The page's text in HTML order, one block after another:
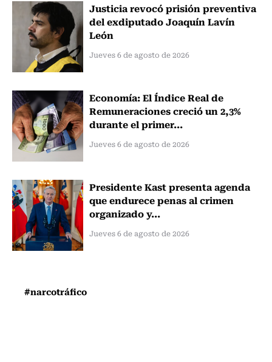
Justicia revocó prisión preventiva
del exdiputado Joaquín Lavín
León
Jueves 6 de agosto de 2026
Economía: El Índice Real de
Remuneraciones creció un 2,3%
durante el primer...
Jueves 6 de agosto de 2026
Presidente Kast presenta agenda
que endurece penas al crimen
organizado y...
Jueves 6 de agosto de 2026
#narcotráfico